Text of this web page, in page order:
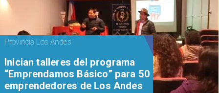
Provincia Los Andes
Inician talleres del programa
“Emprendamos Básico” para 50
emprendedores de Los Andes